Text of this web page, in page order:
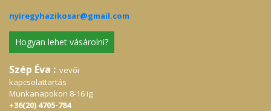
nyiregyhazikosar@gmail.com
Hogyan lehet vásárolni?
Szép Éva : vevői
kapcsolattartás
Munkanapokon 8-16 ig
+36(20) 4705-784